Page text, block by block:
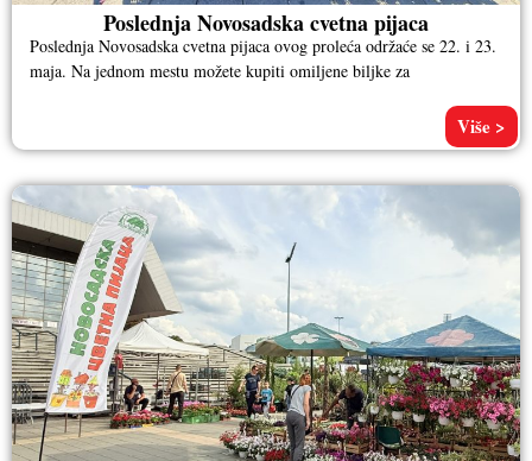
Poslednja Novosadska cvetna pijaca
Poslednja Novosadska cvetna pijaca ovog proleća održaće se 22. i 23.
maja. Na jednom mestu možete kupiti omiljene biljke za
Više >